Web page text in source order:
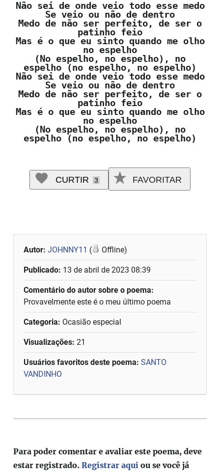
Não sei de onde veio todo esse medo
Se veio ou não de dentro
Medo de não ser perfeito, de ser o
patinho feio
Mas é o que eu sinto quando me olho
no espelho
(No espelho, no espelho), no
espelho (no espelho, no espelho)
Não sei de onde veio todo esse medo
Se veio ou não de dentro
Medo de não ser perfeito, de ser o
patinho feio
Mas é o que eu sinto quando me olho
no espelho
(No espelho, no espelho), no
espelho (no espelho, no espelho)
CURTIR 3 FAVORITAR
Autor:JOHNNY11 ( Offline)
Publicado: 13 de abril de 2023 08:39
Comentário do autor sobre o poema:
Provavelmente este é o meu último poema
Categoria: Ocasião especial
Visualizações: 21
Usuários favoritos deste poema: SANTO
VANDINHO
Para poder comentar e avaliar este poema, deve
estar registrado.Registrar aqui ou se você já